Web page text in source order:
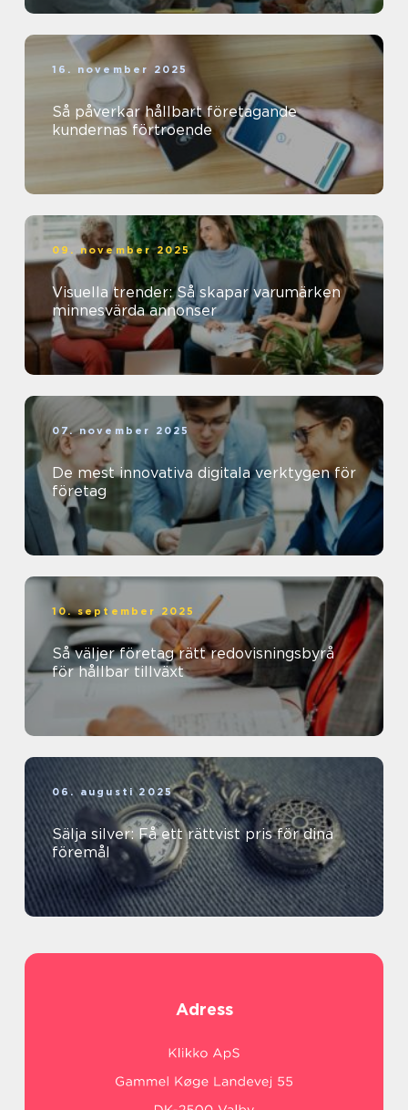
16. november 2025
Så påverkar hållbart företagande
kundernas förtroende
09. november 2025
Visuella trender: Så skapar varumärken
minnesvärda annonser
07. november 2025
De mest innovativa digitala verktygen för
företag
10. september 2025
Så väljer företag rätt redovisningsbyrå
för hållbar tillväxt
06. augusti 2025
Sälja silver: Få ett rättvist pris för dina
föremål
Adress